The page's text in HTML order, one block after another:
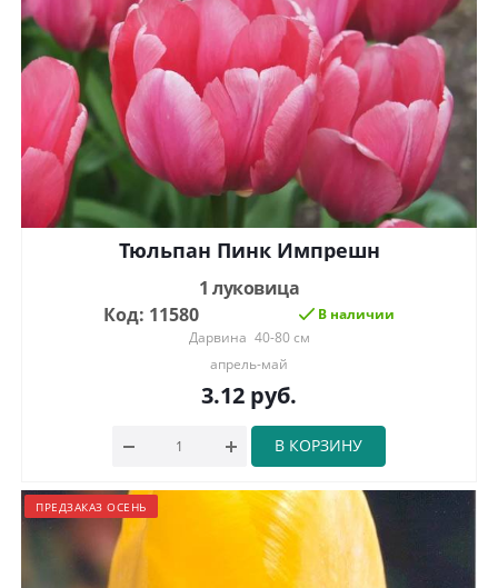
Тюльпан Пинк Импрешн
1 луковица
Код: 11580
В наличии
Дарвина 40-80 см
апрель-май
3.12 руб.
В КОРЗИНУ
ПРЕДЗАКАЗ ОСЕНЬ